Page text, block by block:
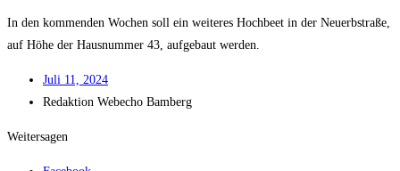
In den kom­men­den Wochen soll ein wei­te­res Hoch­beet in der Neu­erb­stra­ße,
auf Höhe der Haus­num­mer 43, auf­ge­baut werden.
Juli 11, 2024
Redak­ti­on Web­echo Bamberg
Weitersagen